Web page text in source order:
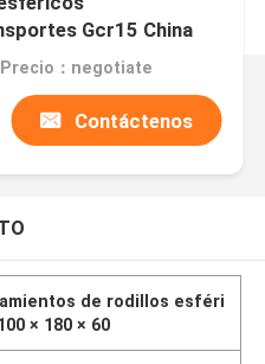
Gcr15 China
Precio：negotiate
Contáctenos
de rodillos esféri
× 180 × 60